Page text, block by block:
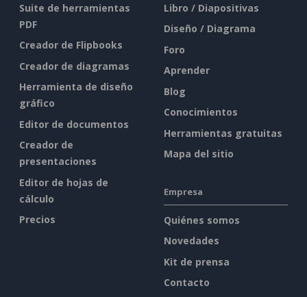
Suite de herramientas
PDF
Creador de Flipbooks
Creador de diagramas
Herramienta de diseño
gráfico
Editor de documentos
Creador de
presentaciones
Editor de hojas de
cálculo
Precios
Libro / Diapositivas
Diseño / Diagrama
Foro
Aprender
Blog
Conocimientos
Herramientas gratuitas
Mapa del sitio
Empresa
Quiénes somos
Novedades
Kit de prensa
Contacto